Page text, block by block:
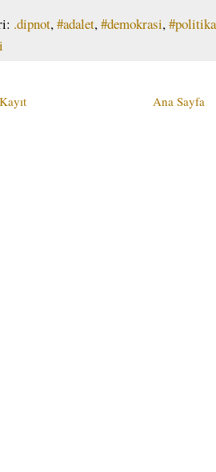
.dipnot,#adalet,#demokrasi,#politika
Ana Sayfa